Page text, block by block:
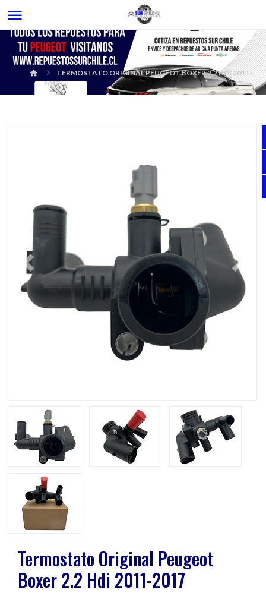
TERMOSTATO ORIGINAL PEUGEOT BOXER 2.2 HDI 2011-
2017
Previous Next
Termostato Original Peugeot
Boxer 2.2 Hdi 2011-2017